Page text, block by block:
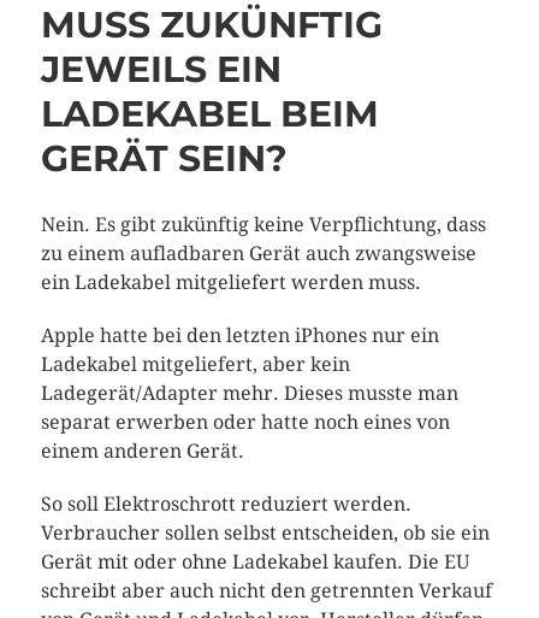
MUSS ZUKÜNFTIG
JEWEILS EIN
LADEKABEL BEIM
GERÄT SEIN?
Nein. Es gibt zukünftig keine Verpflichtung, dass
zu einem aufladbaren Gerät auch zwangsweise
ein Ladekabel mitgeliefert werden muss.
Apple hatte bei den letzten iPhones nur ein
Ladekabel mitgeliefert, aber kein
Ladegerät/Adapter mehr. Dieses musste man
separat erwerben oder hatte noch eines von
einem anderen Gerät.
So soll Elektroschrott reduziert werden.
Verbraucher sollen selbst entscheiden, ob sie ein
Gerät mit oder ohne Ladekabel kaufen. Die EU
schreibt aber auch nicht den getrennten Verkauf